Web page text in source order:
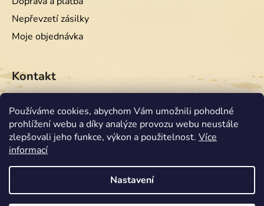
Používáme cookies, abychom Vám umožnili pohodlné
prohlížení webu a díky analýze provozu webu neustále
zlepšovali jeho funkce, výkon a použitelnost. Více
informací
Nastavení
Nepřevzetí zásilky
Moje objednávka
Kontakt
info @equiwest.cz
+420724001554